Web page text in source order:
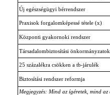
Új egészségügyi bérrendszer
Praxisok forgalomképessé tétele (x)
Központi gyakornoki rendszer
Társadalombiztosítási önkormányzatok
25 százalékra csökken a tb-járulék
Biztosítási rendszer reformja
Megjegyzés: Mind az ígéretek, mind